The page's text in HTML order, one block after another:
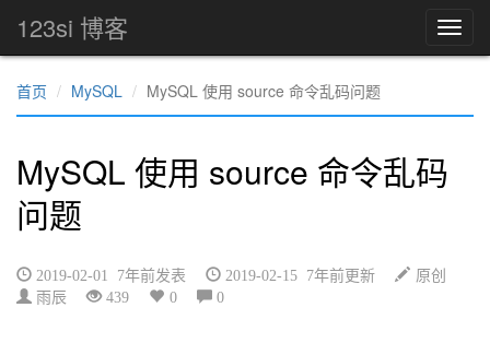
123si 博客
首页 MySQL MySQL 使用 source 命令乱码问题
MySQL 使用 source 命令乱码
问题
2019-02-01 7年前发表 2019-02-15 7年前更新
原创
雨辰
439 0 0